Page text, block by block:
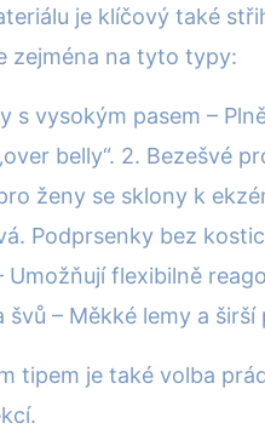
je klíčový také
zejména na tyto typy:
s vysokým pasem –
belly“. 2. Bezešvé
ženy se sklony k
Podprsenky bez
Umožňují flexibilně
švů – Měkké lemy a
tipem je také volba